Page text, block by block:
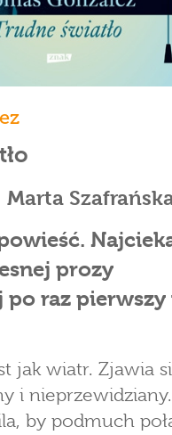
Marta
prozy
raz pierwszy
jak wiatr. Zjawia
i nieprzewidziany.
by podmuch